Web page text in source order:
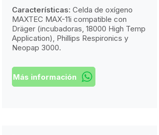
Características: Celda de oxígeno
MAXTEC MAX-11i compatible con
Dräger (incubadoras, 18000 High Temp
Application), Phillips Respironics y
Neopap 3000.
Más información